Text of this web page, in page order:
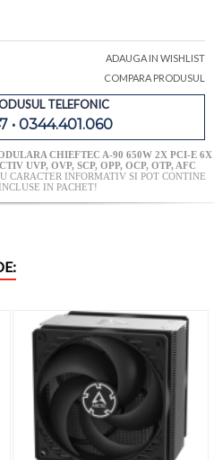
ADAUGA IN WISHLIST
COMPARA PRODUSUL
TELEFONIC
• 0344.401.060
CHIEFTEC A-90 650W 2X PCI-E 6X
UVP, OVP, SCP, OPP, OCP, OTP, AFC
CARACTER INFORMATIV SI POT CONTINE
IN PACHET!